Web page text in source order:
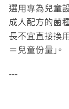
選用專為兒童
成人配方的菌
長不宜直接換
＝兒童份量」。
---